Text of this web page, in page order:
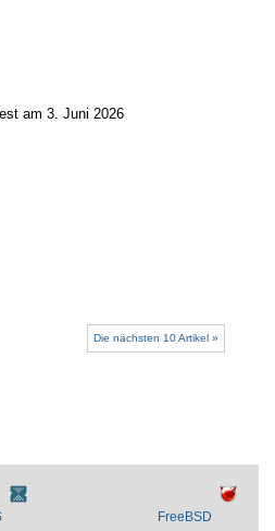
am 3. Juni 2026
Die nächsten 10 Artikel »
FreeBSD